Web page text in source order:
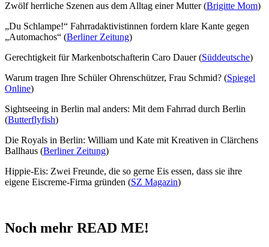
Zwölf herrliche Szenen aus dem Alltag einer Mutter (Brigitte Mom)
„Du Schlampe!“ Fahrradaktivistinnen fordern klare Kante gegen
„Automachos“ (Berliner Zeitung)
Gerechtigkeit für Markenbotschafterin Caro Dauer (Süddeutsche)
Warum tragen Ihre Schüler Ohrenschützer, Frau Schmid? (Spiegel
Online)
Sightseeing in Berlin mal anders: Mit dem Fahrrad durch Berlin
(Butterflyfish)
Die Royals in Berlin: William und Kate mit Kreativen in Clärchens
Ballhaus (Berliner Zeitung)
Hippie-Eis: Zwei Freunde, die so gerne Eis essen, dass sie ihre
eigene Eiscreme-Firma gründen (SZ Magazin)
Noch mehr READ ME!